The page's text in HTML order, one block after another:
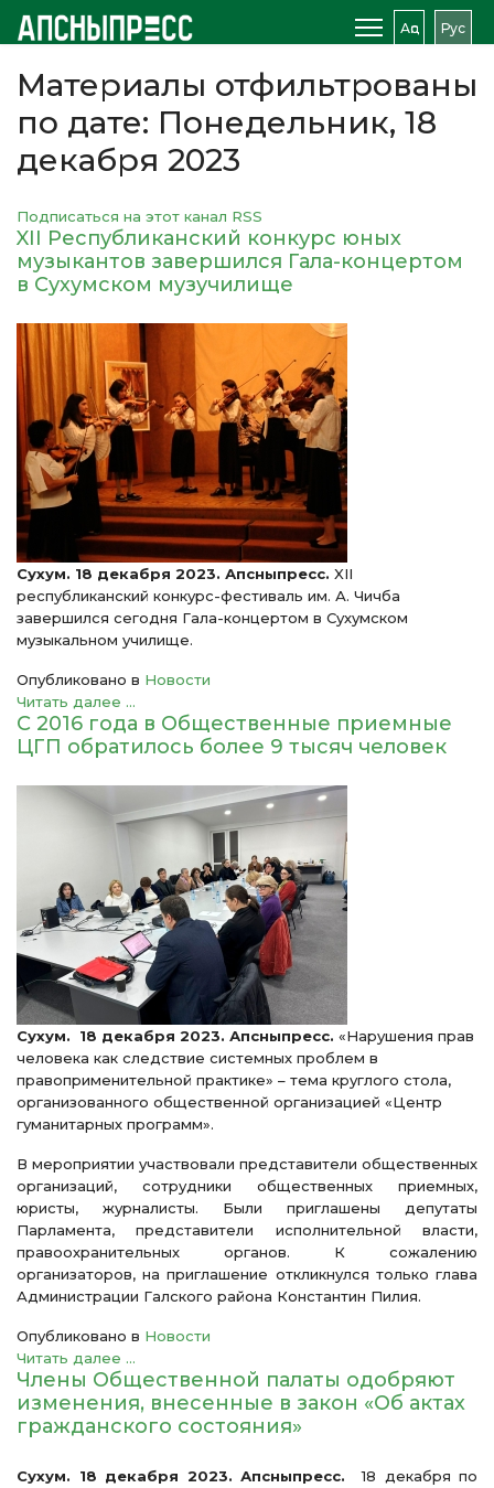
Аԥс Рус
Материалы отфильтрованы
по дате: Понедельник, 18
декабря 2023
Подписаться на этот канал RSS
XII Республиканский конкурс юных
музыкантов завершился Гала-концертом
в Сухумском музучилище
Сухум. 18 декабря 2023. Апсныпресс. XII
республиканский конкурс-фестиваль им. А. Чичба
завершился сегодня Гала-концертом в Сухумском
музыкальном училище.
Опубликовано в Новости
Читать далее ...
С 2016 года в Общественные приемные
ЦГП обратилось более 9 тысяч человек
Сухум. 18 декабря 2023. Апсныпресс. «Нарушения прав
человека как следствие системных проблем в
правоприменительной практике» – тема круглого стола,
организованного общественной организацией «Центр
гуманитарных программ».
В мероприятии участвовали представители общественных
организаций, сотрудники общественных приемных,
юристы, журналисты. Были приглашены депутаты
Парламента, представители исполнительной власти,
правоохранительных органов. К сожалению
организаторов, на приглашение откликнулся только глава
Администрации Галского района Константин Пилия.
Опубликовано в Новости
Читать далее ...
Члены Общественной палаты одобряют
изменения, внесенные в закон «Об актах
гражданского состояния»
Сухум. 18 декабря 2023. Апсныпресс.
18 декабря по